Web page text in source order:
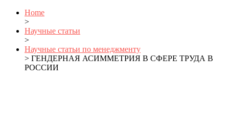
Home
>
Научные статьи
>
Научные статьи по менеджменту
> ГЕНДЕРНАЯ АСИММЕТРИЯ В СФЕРЕ ТРУДА В
РОССИИ